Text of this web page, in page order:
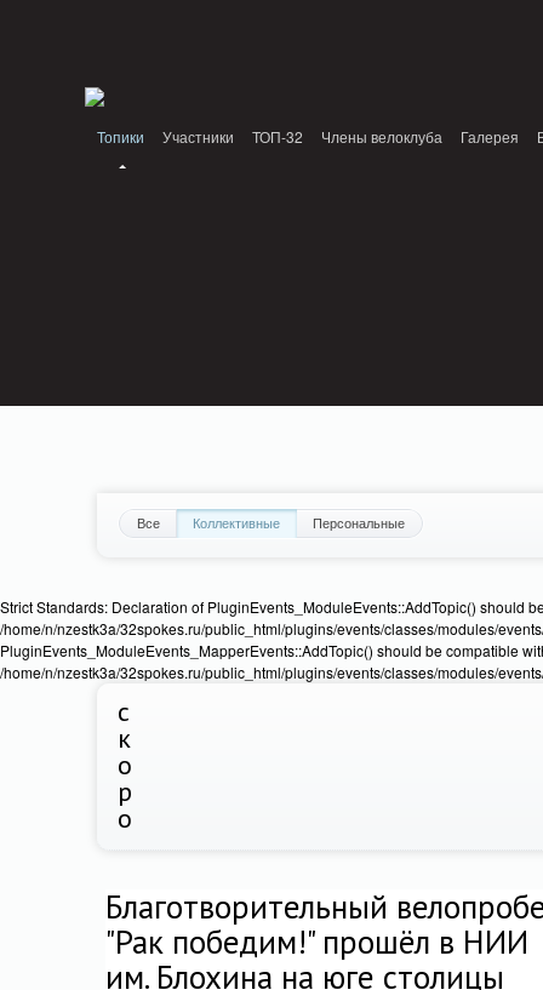
Топики Участники ТОП-32 Члены велоклуба Галерея
Все Коллективные Персональные
Strict Standards: Declaration of PluginEvents_ModuleEvents::AddTopic() should
/home/n/nzestk3a/32spokes.ru/public_html/plugins/events/classes/modules/
PluginEvents_ModuleEvents_MapperEvents::AddTopic() should be compatible
/home/n/nzestk3a/32spokes.ru/public_html/plugins/events/classes/modules/
с
к
о
р
о
Благотворительный
"Рак победим!" прошёл в НИИ
им. Блохина на юге столицы